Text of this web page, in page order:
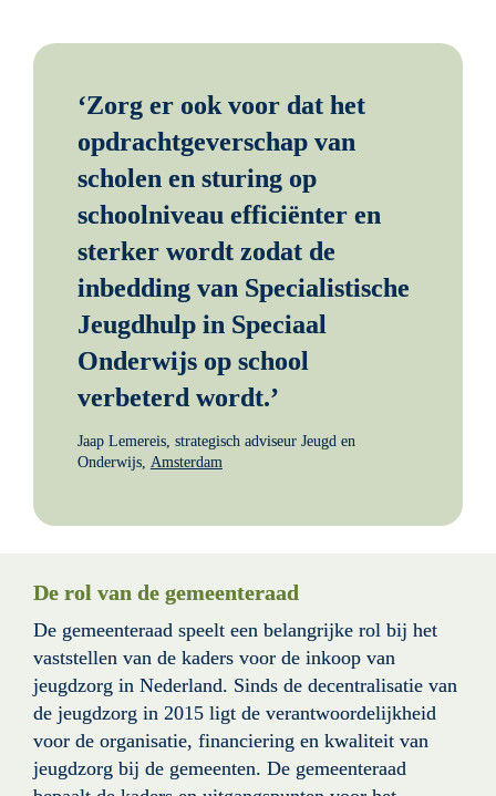
‘Zorg er ook voor dat het
opdrachtgeverschap van
scholen en sturing op
schoolniveau efficiënter en
sterker wordt zodat de
inbedding van Specialistische
Jeugdhulp in Speciaal
Onderwijs op school
verbeterd wordt.’
Jaap Lemereis, strategisch adviseur Jeugd en
Onderwijs, Amsterdam
De rol van de gemeenteraad
De gemeenteraad speelt een belangrijke rol bij het
vaststellen van de kaders voor de inkoop van
jeugdzorg in Nederland. Sinds de decentralisatie van
de jeugdzorg in 2015 ligt de verantwoordelijkheid
voor de organisatie, financiering en kwaliteit van
jeugdzorg bij de gemeenten. De gemeenteraad